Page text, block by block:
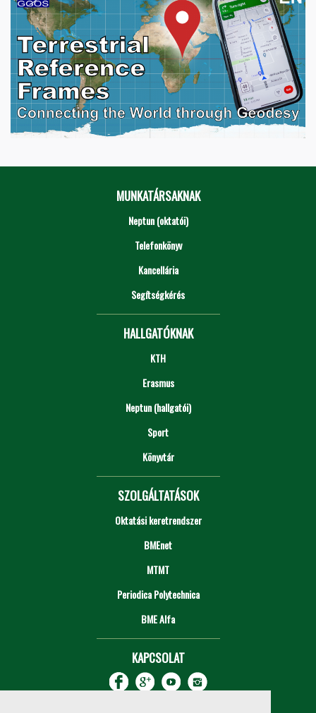
MUNKATÁRSAKNAK
Neptun (oktatói)
Telefonkönyv
Kancellária
Segítségkérés
HALLGATÓKNAK
KTH
Erasmus
Neptun (hallgatói)
Sport
Könyvtár
SZOLGÁLTATÁSOK
Oktatási keretrendszer
BMEnet
MTMT
Periodica Polytechnica
BME Alfa
KAPCSOLAT